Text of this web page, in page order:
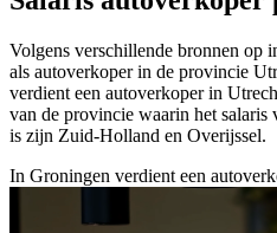
Volgens verschillende bronnen op
als autoverkoper in de provincie
verdient een autoverkoper in
van de provincie waarin het salaris
is zijn Zuid-Holland en Overijssel.
In Groningen verdient een